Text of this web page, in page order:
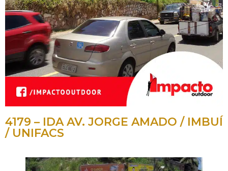
4179 – IDA AV. JORGE AMADO / IMBUÍ
/ UNIFACS